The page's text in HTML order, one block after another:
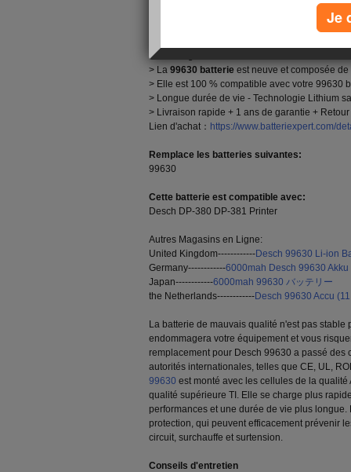
Technologie:Li-ion
> La 99630 batterie est neuve et composée
> Elle est 100 % compatible avec votre 99630
> Longue durée de vie - Technologie Lithium
> Livraison rapide + 1 ans de garantie +
Lien d'achat： https://www.batteriexpert.com/
Remplace les batteries suivantes:
99630
Cette batterie est compatible avec:
Desch DP-380 DP-381 Printer
Autres Magasins en Ligne:
United Kingdom------------Desch 99630 Li-ion
Germany------------6000mah Desch 99630 Akku
Japan------------6000mah 99630 バッテリー
the Netherlands------------Desch 99630 Accu
La batterie de mauvais qualité n'est pas
endommagera votre équipement et vous
remplacement pour Desch 99630 a passé des
autorités internationales, telles que CE, UL,
99630 est monté avec les cellules de la
qualité supérieure TI. Elle se charge plus
performances et une durée de vie plus
protection, qui peuvent efficacement prévenir
circuit, surchauffe et surtension.
Conseils d'entretien
Je